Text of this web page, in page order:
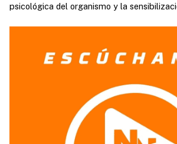
psicológica del organismo y la